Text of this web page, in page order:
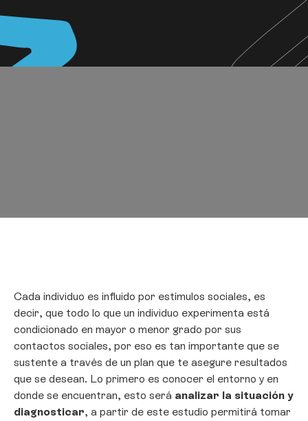
Cada individuo es influido por estímulos sociales, es
decir, que todo lo que un individuo experimenta está
condicionado en mayor o menor grado por sus
contactos sociales, por eso es tan importante que se
sustente a través de un plan que te asegure resultados
que se desean. Lo primero es conocer el entorno y en
donde se encuentran, esto será analizar la situación y
diagnosticar, a partir de este estudio permitirá tomar